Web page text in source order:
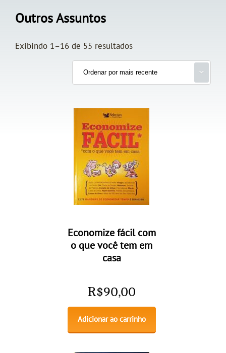
Outros Assuntos
Exibindo 1–16 de 55 resultados
Economize fácil com
o que você tem em
casa
R$90,00
Adicionar ao carrinho